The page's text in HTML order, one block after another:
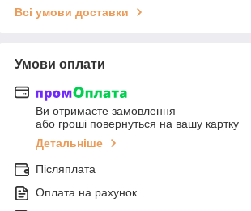
Всі умови доставки
Умови оплати
Ви отримаєте замовлення
або гроші повернуться на вашу картку
Детальніше
Післяплата
Оплата на рахунок